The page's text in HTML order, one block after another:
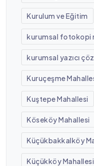
Kurulum ve Eğitim
kurumsal fotokopi
kurumsal yazıcı
Kuruçeşme
Kuştepe Mahallesi
Köseköy Mahallesi
Küçükbakkalköy
Küçükköy Mahallesi